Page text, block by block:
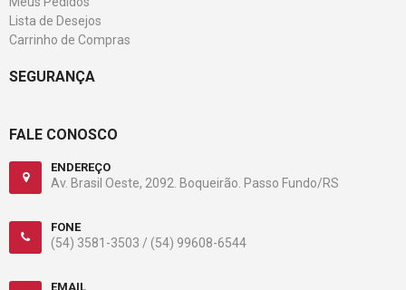
Lista de Desejos
Carrinho de Compras
SEGURANÇA
FALE CONOSCO
ENDEREÇO
Av. Brasil Oeste, 2092. Boqueirão. Passo Fundo/RS
FONE
(54) 3581-3503 / (54) 99608-6544
EMAIL